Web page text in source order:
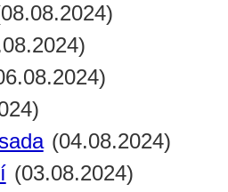
(04.08.2024)
(03.08.2024)